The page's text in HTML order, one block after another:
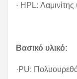
· HPL:
Βασικό υλικό:
·PU: